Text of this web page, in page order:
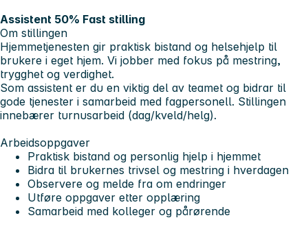
Assistent 50% Fast stilling
Om stillingen
Hjemmetjenesten gir praktisk bistand og helsehjelp til
brukere i eget hjem. Vi jobber med fokus på mestring,
trygghet og verdighet.
Som assistent er du en viktig del av teamet og bidrar til
gode tjenester i samarbeid med fagpersonell. Stillingen
innebærer turnusarbeid (dag/kveld/helg).
Arbeidsoppgaver
Praktisk bistand og personlig hjelp i hjemmet
Bidra til brukernes trivsel og mestring i hverdagen
Observere og melde fra om endringer
Utføre oppgaver etter opplæring
Samarbeid med kolleger og pårørende